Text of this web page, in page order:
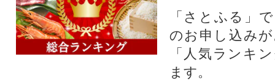
「さとふる」
のお申し込み
「人気ランキ
ます。